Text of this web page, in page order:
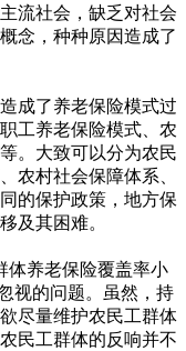
流社会，缺乏对社会
念，种种原因造成了
成了养老保险模式过
工养老保险模式、农
。大致可以分为农民
农村社会保障体系、
的保护政策，地方保
及其困难。
体养老保险覆盖率小
视的问题。虽然，持
尽量维护农民工群体
民工群体的反响并不